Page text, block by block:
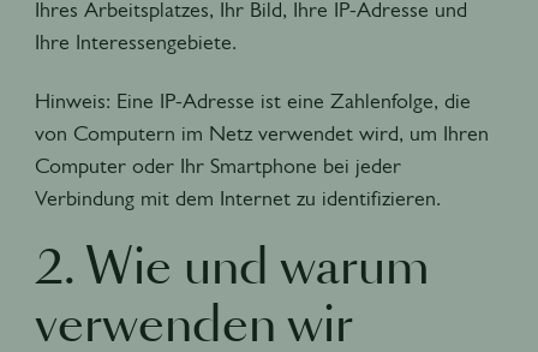
Ihres Arbeitsplatzes, Ihr Bild, Ihre IP-Adresse und
Ihre Interessengebiete.
Hinweis: Eine IP-Adresse ist eine Zahlenfolge, die
von Computern im Netz verwendet wird, um Ihren
Computer oder Ihr Smartphone bei jeder
Verbindung mit dem Internet zu identifizieren.
2. Wie und warum
verwenden wir